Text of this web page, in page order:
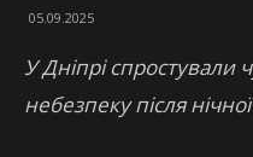
05.09.2025
У Дніпрі спростували
небезпеку після